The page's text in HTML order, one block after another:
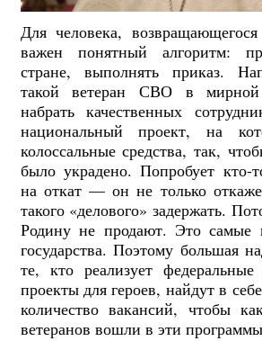
Для человека,
важен понятный алгоритм:
стране, выполнять приказ.
такой ветеран СВО в
набрать качественных
национальный проект, на
колоссальные средства, так,
было украдено. Попробует кто-
на откат — он не только
такого «делового» задержать.
Родину не продают. Это самые
государства. Поэтому большая
те, кто реализует
проекты для героев, найдут в
количество вакансий, чтобы
ветеранов вошли в эти